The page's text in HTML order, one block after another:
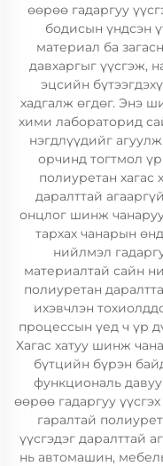
өөрөө гадаргуу
бодисын үндсэн
материал ба
давхаргыг үүсгэж,
эцсийн
хадгалж өгдөг. Энэ
хими лабораторид
нэгдлүүдийг
орчинд тогтмол үр
полиуретан хагас
даралттай
онцлог шинж
тархах чанарын
нийлмэл
материалтай сайн
полиуретан
ихэвчлэн
процессын үед ч үр
Хагас хатуу шинж
бүтцийн бүрэн
функциональ давуу
өөрөө гадаргуу
гаралтай
үүсгэдэг даралттай
нь автомашин,